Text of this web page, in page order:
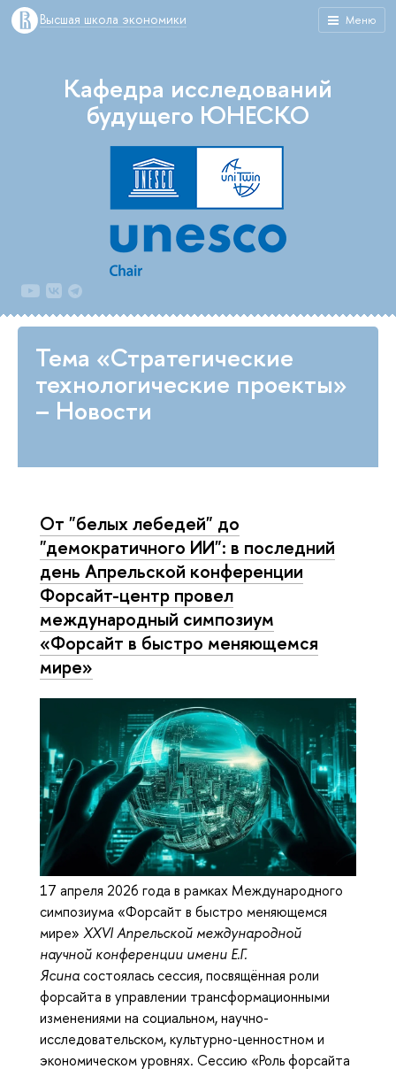
Меню
Высшая школа экономики
Кафедра исследований
будущего ЮНЕСКО
Тема «Стратегические
технологические проекты»
– Новости
От "белых лебедей" до
"демократичного ИИ": в последний
день Апрельской конференции
Форсайт-центр провел
международный симпозиум
«Форсайт в быстро меняющемся
мире»
17 апреля 2026 года в рамках Международного
симпозиума «Форсайт в быстро меняющемся
мире» XXVI Апрельской международной
научной конференции имени Е.Г.
Ясинасостоялась сессия, посвящённая роли
форсайта в управлении трансформационными
изменениями на социальном, научно-
исследовательском, культурно-ценностном и
экономическом уровнях. Сессию «Роль форсайта